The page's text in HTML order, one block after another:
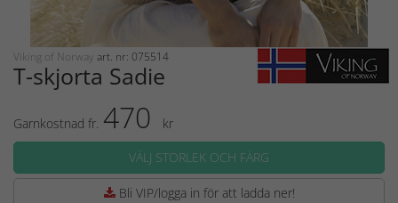
Viking of Norway art. nr: 075514
T-skjorta Sadie
Garnkostnad fr. 470
kr
VÄLJ STORLEK OCH FÄRG
Bli VIP/logga in för att ladda ner!